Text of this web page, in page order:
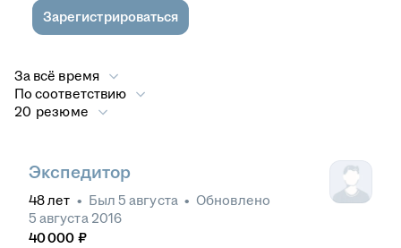
Зарегистрироваться
За всё время
По соответствию
20 резюме
Экспедитор
48лет • Был 5 августа • Обновлено
5 августа 2016
40 000 ₽